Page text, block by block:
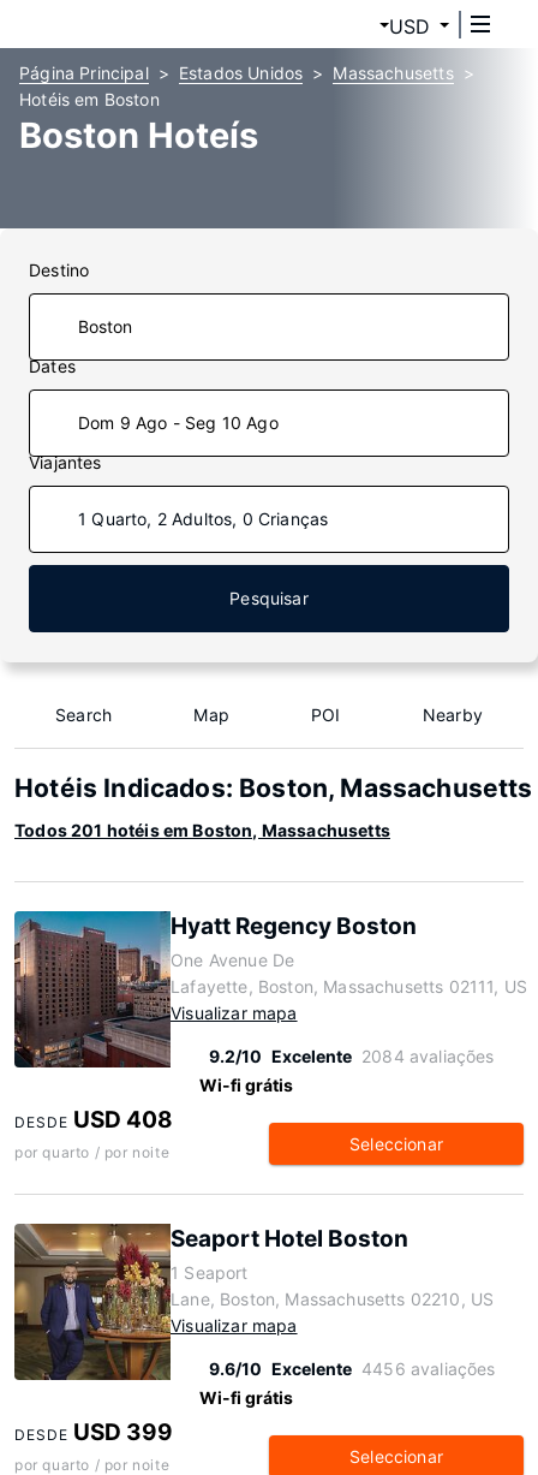
USD
Página Principal Estados Unidos
Massachusetts
Hotéis em Boston
Boston Hoteís
Destino
Dates
Dom 9 Ago - Seg 10 Ago
Viajantes
1 Quarto, 2 Adultos, 0 Crianças
Pesquisar
Search Map POI Nearby
Hotéis Indicados: Boston, Massachusetts
Todos 201 hotéis em Boston, Massachusetts
Hyatt Regency Boston
One Avenue De
Lafayette, Boston, Massachusetts 02111, US
Visualizar mapa
9.2/10 Excelente 2084 avaliações
Wi-fi grátis
DESDE USD 408
por quarto / por noite Seleccionar
Seaport Hotel Boston
1 Seaport
Lane, Boston, Massachusetts 02210, US
Visualizar mapa
9.6/10 Excelente 4456 avaliações
Wi-fi grátis
DESDE USD 399
por quarto / por noite Seleccionar